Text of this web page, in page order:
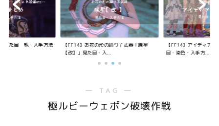
見た目一覧・入手方法
【FF14】お花の形の踊り子武器「暁星
【改】」見た目・入...
【FF14】アイディア
目・染色・入手方...
― TAG ―
極ルビーウェポン破壊作戦